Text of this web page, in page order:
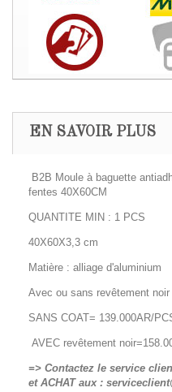
EN SAVOIR PLUS
B2B Moule à baguette
fentes 40X60CM
QUANTITE MIN : 1 PCS
40X60X3,3 cm
Matière : alliage d'aluminium
Avec ou sans revêtement noir
SANS COAT= 139.000AR/
AVEC revêtement
=> Contactez le service
et ACHAT aux :